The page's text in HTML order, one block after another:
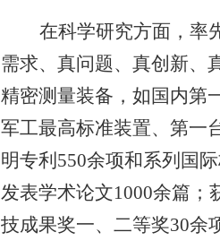
在科学研究方面，率
需求、真问题、真创新、
精密测量装备，如国内第
军工最高标准装置、第一
明专利 550余项和系列国
发表学术论文1000余篇；
技成果奖一、二等奖30余